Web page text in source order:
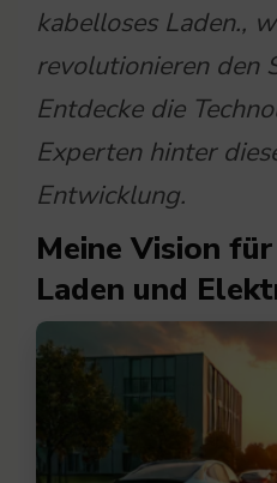
kabelloses Laden.,
revolutionieren den
Entdecke die
Experten hinter
Entwicklung.
Meine Vision
Laden und